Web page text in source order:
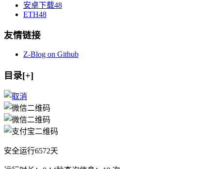
安卓下载48
ETH48
友情链接
Z-Blog on Github
目录[+]
安全运行6572天